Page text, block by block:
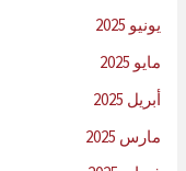
يونيو 2025
مايو 2025
أبريل 2025
مارس 2025